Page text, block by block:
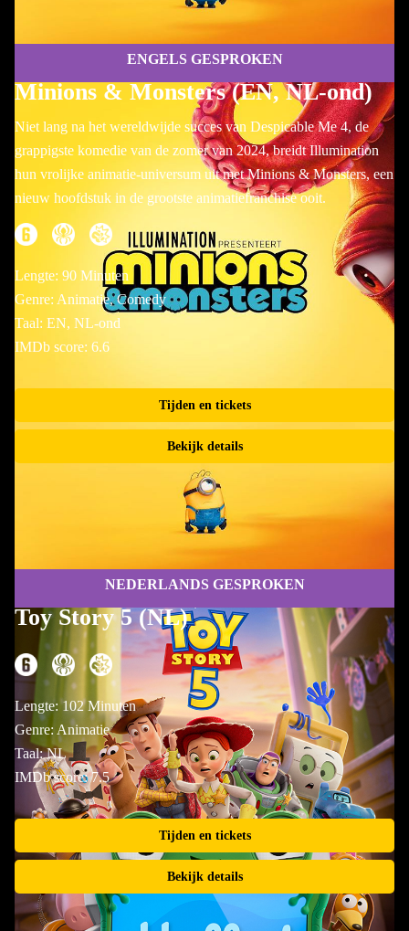
ENGELS GESPROKEN
Minions & Monsters (EN, NL-ond)
Niet lang na het wereldwijde succes van Despicable Me 4, de
grappigste komedie van de zomer van 2024, breidt Illumination
hun vrolijke animatie-universum uit met Minions & Monsters, een
nieuw hoofdstuk in de grootste animatiefranchise ooit.
Lengte: 90 Minuten
Genre: Animatie, Comedy
Taal: EN, NL-ond
IMDb score: 6.6
Tijden en tickets
Bekijk details
NEDERLANDS GESPROKEN
Toy Story 5 (NL)
Lengte: 102 Minuten
Genre: Animatie
Taal: NL
IMDb score: 7.5
Tijden en tickets
Bekijk details